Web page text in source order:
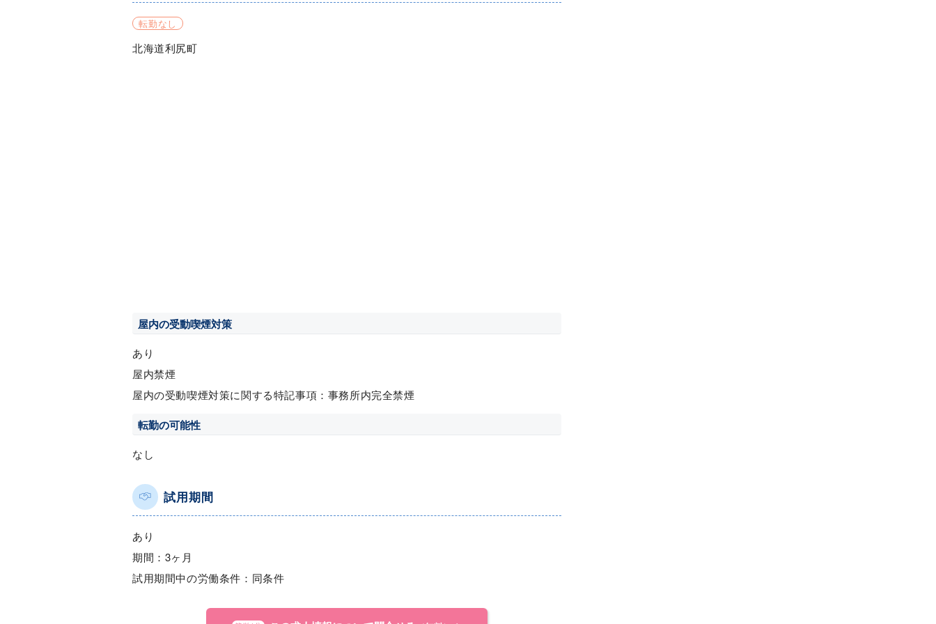
転勤なし
北海道利尻町
屋内の受動喫煙対策
あり
屋内禁煙
屋内の受動喫煙対策に関する特記事項：事務所内完全禁煙
転勤の可能性
なし
試用期間
あり
期間：3ヶ月
試用期間中の労働条件：同条件